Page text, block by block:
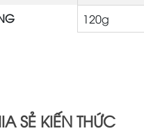
120g
SẺ KIẾN THỨC